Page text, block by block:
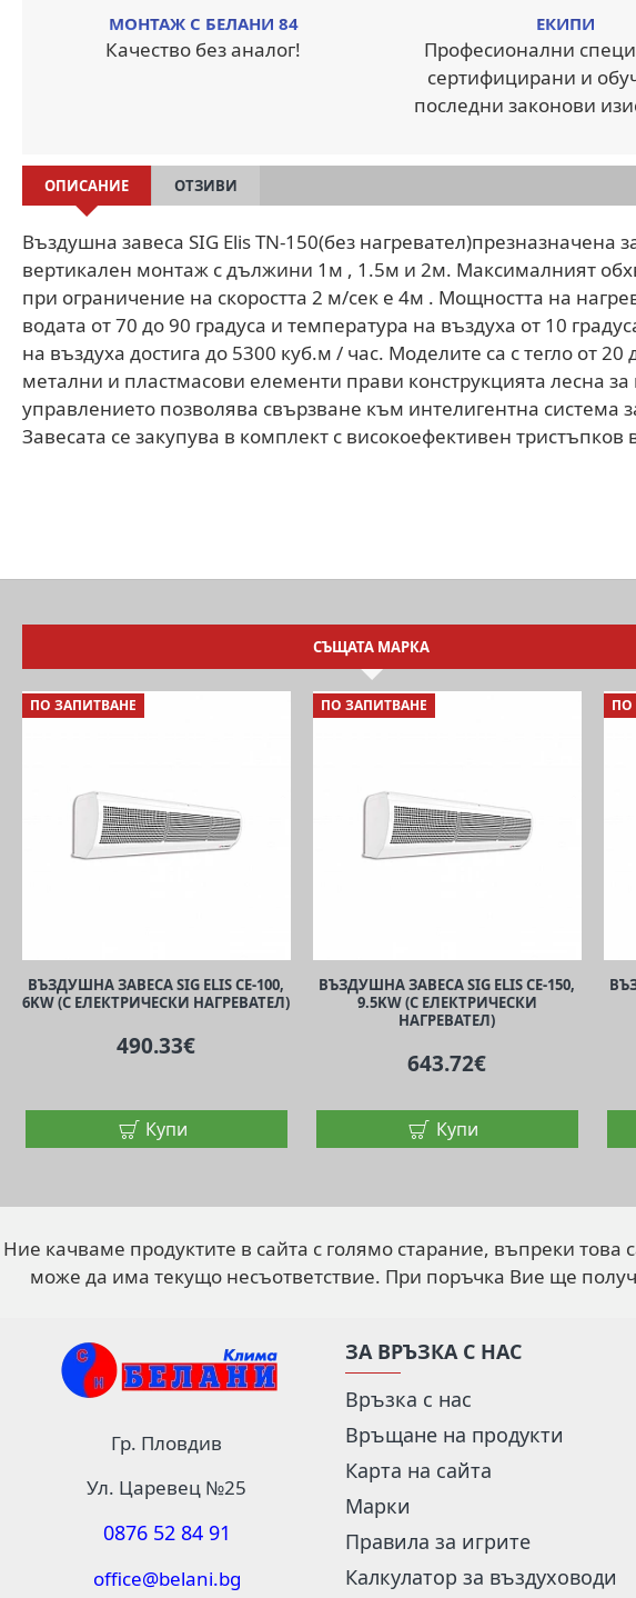
МОНТАЖ С БЕЛАНИ 84
Качество без аналог!
ЕКИПИ
Професионални
сертифицирани и
последни законови
ОПИСАНИЕ ОТЗИВИ
Въздушна завеса SIG Elis TN-150(без нагревател)презназначена
вертикален монтаж с дължини 1м , 1.5м и 2м. Максималният
при ограничение на скоростта 2 м/сек е 4м . Мощността на
водата от 70 до 90 градуса и температура на въздуха от 10
на въздуха достига до 5300 куб.м / час. Моделите са с тегло от
метални и пластмасови елементи прави конструкцията лесна
управлението позволява свързване към интелигентна система
Завесата се закупува в комплект с високоефективен тристъпков
СЪЩАТА МАРКА
ПО ЗАПИТВАНЕ
ВЪЗДУШНА ЗАВЕСА SIG ELIS CE-100,
6KW (С ЕЛЕКТРИЧЕСКИ НАГРЕВАТЕЛ)
490.33€
Купи
ПО ЗАПИТВАНЕ
ВЪЗДУШНА ЗАВЕСА SIG ELIS CE-150,
9.5KW (С ЕЛЕКТРИЧЕСКИ
НАГРЕВАТЕЛ)
643.72€
Купи
ПО
Ние качваме продуктите в сайта с голямо старание, въпреки
може да има текущо несъответствие. При поръчка Вие ще
Гр. Пловдив
Ул. Царевец №25
0876 52 84 91
office@belani.bg
ЗА ВРЪЗКА С НАС
Връзка с нас
Връщане на продукти
Карта на сайта
Марки
Правила за игрите
Калкулатор за въздуховоди